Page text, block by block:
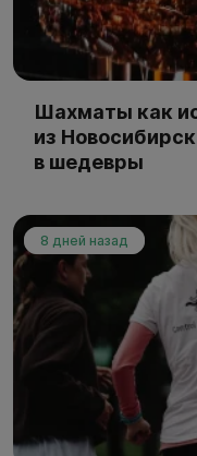
Шахматы как
из
в шедевры
8 дней назад